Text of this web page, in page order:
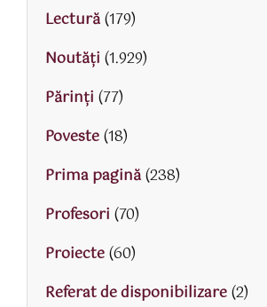
Lectură(179)
Noutăți (1.929)
Părinţi (77)
Poveste(18)
Prima pagină(238)
Profesori (70)
Proiecte(60)
Referat de disponibilizare(2)